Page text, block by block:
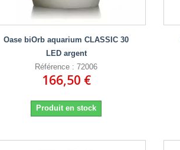
Oase biOrb aquarium CLASSIC 30
LED argent
Référence : 72006
166,50 €
Produit en stock